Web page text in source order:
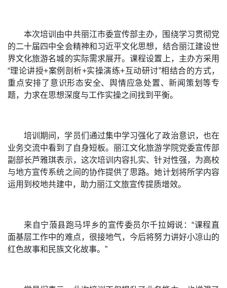
本次培训由中共丽江市委宣传部主办，围绕学习贯彻党
的二十届四中全会精神和习近平文化思想，结合丽江建设世
界文化旅游名城的实际需求展开。课程设置上，主办方采用
“理论讲授+案例剖析+实操演练+互动研讨”相结合的方式，
重点安排了意识形态安全、舆情应急处置、新闻策划等专
题，力求在思想深度与工作实操之间找到平衡。
培训期间，学员们通过集中学习强化了政治意识，也在
业务交流中看到了自身短板。丽江文化旅游学院党委宣传部
副部长芦雅琪表示，这次培训内容扎实、针对性强，为高校
与地方宣传系统之间的协作提供了思路。她计划将所学内容
运用到校地共建中，助力丽江文旅宣传提质增效。
来自宁蒗县跑马坪乡的宣传委员尔千拉姆说：“课程直
面基层工作中的难点，很接地气，今后将努力讲好小凉山的
红色故事和民族文化故事。”